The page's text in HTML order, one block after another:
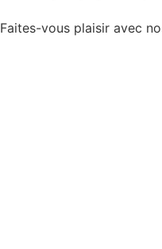
Faites-vous plaisir avec